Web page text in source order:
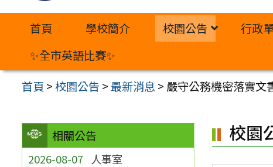
內
首頁 學校簡介 校園公告 行政
✨全市英語比賽✨
首頁 >校園公告 >最新消息 > 嚴守公務機密落實文
相關公告
2026-08-07 人事室
校園